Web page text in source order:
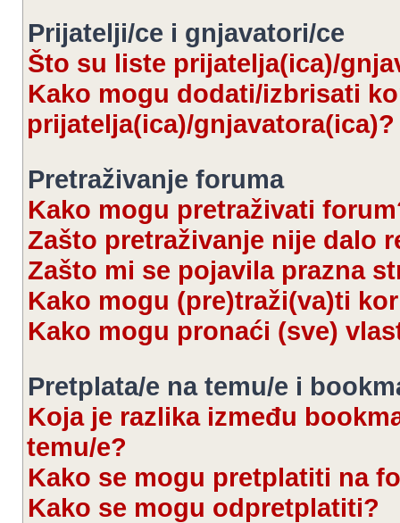
Prijatelji/ce i gnjavatori/ce
Što su liste prijatelja(ica)/
Kako mogu dodati/izbrisati
prijatelja(ica)/gnjavatora(ica)?
Pretraživanje foruma
Kako mogu pretraživati
Zašto pretraživanje nije dalo
Zašto mi se pojavila prazna
Kako mogu (pre)traži(va)ti
Kako mogu pronaći (sve)
Pretplata/e na temu/e i
Koja je razlika između
temu/e?
Kako se mogu pretplatiti na
Kako se mogu odpretplatiti?